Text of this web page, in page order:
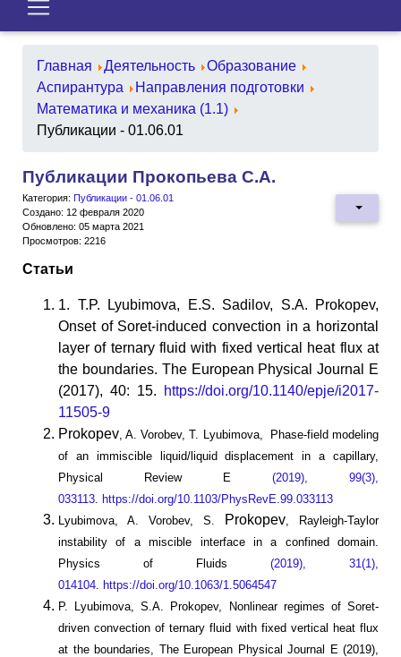
Главная Деятельность
Образование
Аспирантура
Направления подготовки
Математика и механика (1.1)
Публикации - 01.06.01
Публикации Прокопьева С.А.
Категория: Публикации - 01.06.01
Создано: 12 февраля 2020
Обновлено: 05 марта 2021
Просмотров: 2216
Статьи
1. T.P. Lyubimova, E.S. Sadilov, S.A. Prokopev,
Onset of Soret-induced convection in a horizontal
layer of ternary fluid with fixed vertical heat flux at
the boundaries. The European Physical Journal E
(2017), 40: 15.
https://doi.org/10.1140/epje/i2017-
11505-9
Prokopev , A. Vorobev, T. Lyubimova, Phase-field modeling
of an immiscible liquid/liquid displacement in a capillary,
Physical Review E (2019), 99(3),
033113 https://doi.org/10.1103/PhysRevE.99.033113
Lyubimova, A. Vorobev, S.
Prokopev , Rayleigh-Taylor
instability of a miscible interface in a confined domain.
Physics of Fluids (2019), 31(1),
014104 https://doi.org/10.1063/1.5064547
P. Lyubimova, S.A. Prokopev, Nonlinear regimes of Soret-
driven convection of ternary fluid with fixed vertical heat flux
at the boundaries, The European Physical Journal E (2019),